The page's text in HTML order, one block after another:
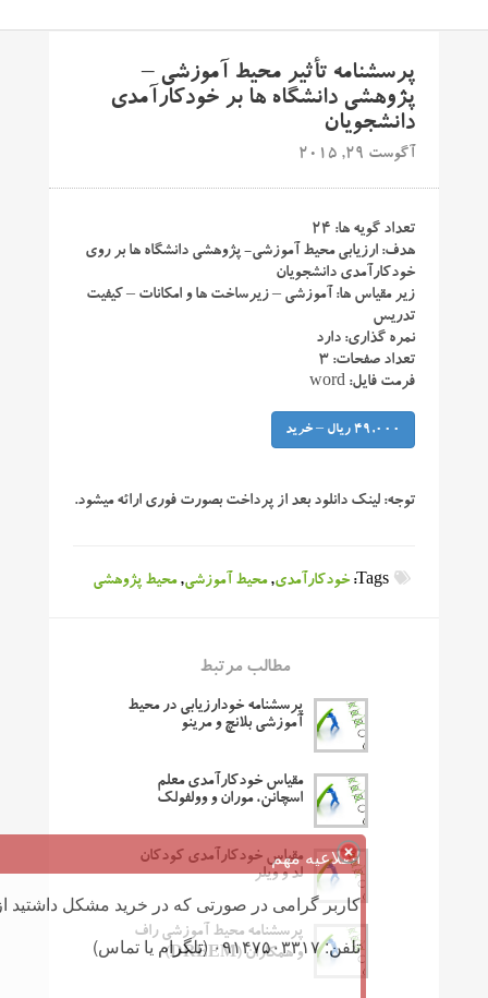
پرسشنامه تأثیر محیط آموزشی –
پژوهشی دانشگاه ها بر خودکارآمدی
دانشجویان
آگوست 29, 2015
تعداد گویه ها: ۲۴
هدف: ارزیابی محیط آموزشی- پژوهشی دانشگاه ها بر روی
خودکارآمدی دانشجویان
زیر مقیاس ها: آموزشی – زیرساخت ها و امکانات – کیفیت
تدریس
نمره گذاری: دارد
تعداد صفحات: ۳
فرمت فایل: word
49,000 ریال – خرید
توجه: لینک دانلود بعد از پرداخت بصورت فوری ارائه میشود.
Tags: خودکارآمدی,محیط آموزشی,محیط پژوهشی
مطالب مرتبط
پرسشنامه خودارزیابی در محیط
آموزشی بلانچ و مرینو
مقیاس خودکارآمدی معلم
اسچانن، موران و وولفولک
مقیاس خودکارآمدی کودکان
لد و ویلر
پرسشنامه محیط آموزشی راف
و همکاران (DREEM)
اطلاعیه مهم
کاربر گرامی در صورتی که در خرید مشکل داشتید
تلفن: ۰۹۱۴۷۵۰۳۳۱۷ (تلگرام یا تماس)